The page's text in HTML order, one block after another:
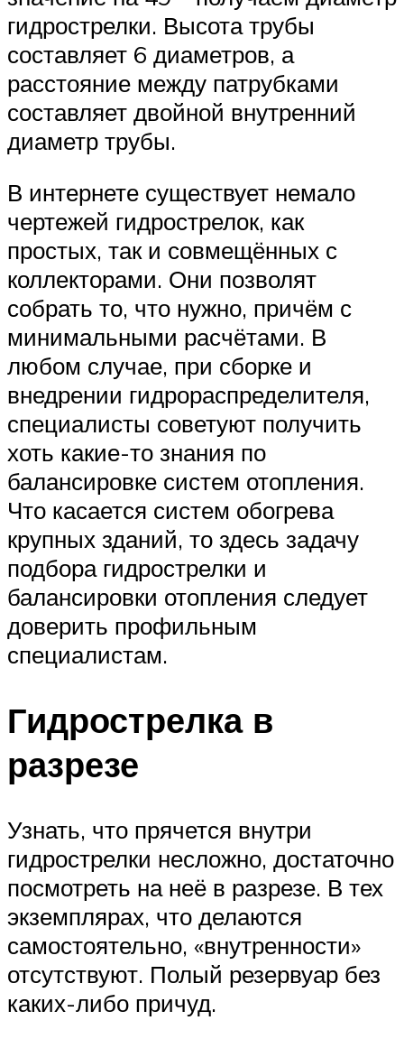
гидрострелки. Высота трубы
составляет 6 диаметров, а
расстояние между патрубками
составляет двойной внутренний
диаметр трубы.
В интернете существует немало
чертежей гидрострелок, как
простых, так и совмещённых с
коллекторами. Они позволят
собрать то, что нужно, причём с
минимальными расчётами. В
любом случае, при сборке и
внедрении гидрораспределителя,
специалисты советуют получить
хоть какие-то знания по
балансировке систем отопления.
Что касается систем обогрева
крупных зданий, то здесь задачу
подбора гидрострелки и
балансировки отопления следует
доверить профильным
специалистам.
Гидрострелка в
разрезе
Узнать, что прячется внутри
гидрострелки несложно, достаточно
посмотреть на неё в разрезе. В тех
экземплярах, что делаются
самостоятельно, «внутренности»
отсутствуют. Полый резервуар без
каких-либо причуд.